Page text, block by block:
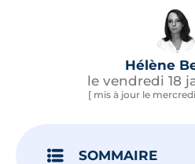
Hélène
le vendredi 18
[ mis à jour le
SOMMAIRE